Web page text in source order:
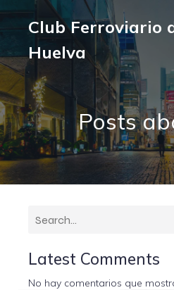
Club Ferroviario
Huelva
Posts
Latest Comments
No hay comentarios que